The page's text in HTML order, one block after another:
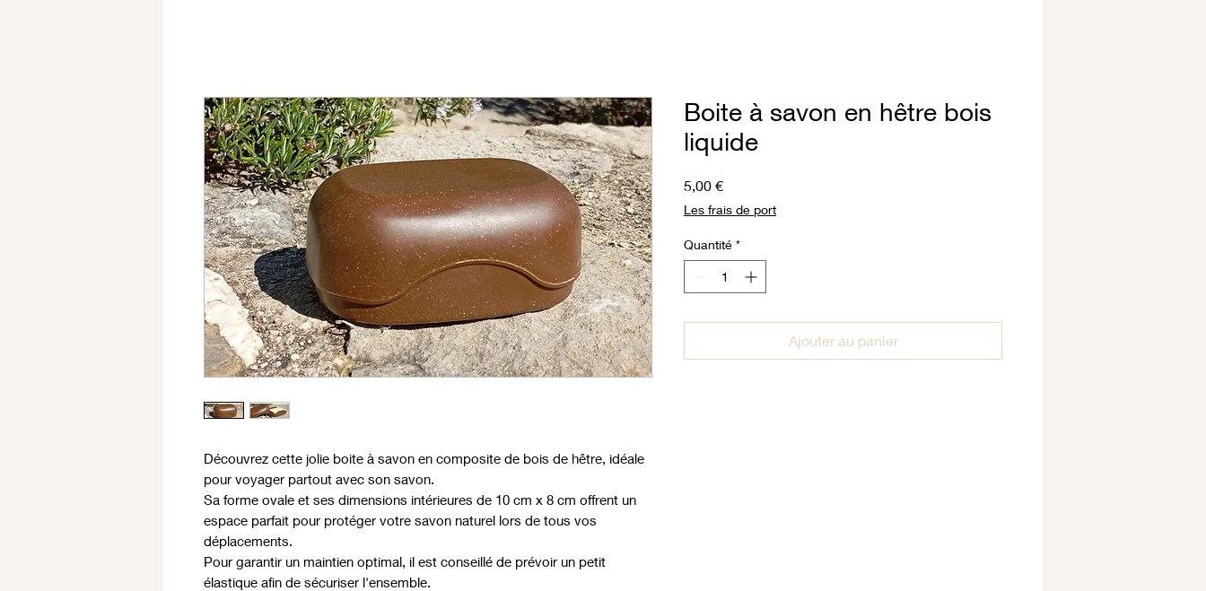
Découvrez cette jolie boite à savon en composite de bois de hêtre, idéale
pour voyager partout avec son savon.
Sa forme ovale et ses dimensions intérieures de 10 cm x 8 cm offrent un
espace parfait pour protéger votre savon naturel lors de tous vos
déplacements.
Pour garantir un maintien optimal, il est conseillé de prévoir un petit
élastique afin de sécuriser l'ensemble.
Boite à savon en hêtre bois
liquide
5,00 €Prix
Les frais de port
Quantité *
Ajouter au panier